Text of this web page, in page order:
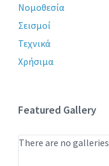
Νομοθεσία
Σεισμοί
Τεχνικά
Χρήσιμα
Featured Gallery
There are no galleries